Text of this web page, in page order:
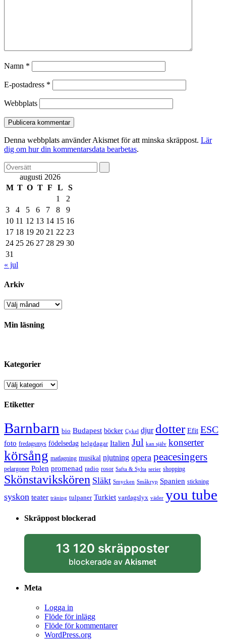
Namn *
E-postadress *
Webbplats
Denna webbplats använder Akismet för att minska skräppost. Lär
dig om hur din kommentarsdata bearbetas.
augusti 2026
M T O T F L
S
1
2
3
4 5 6 7 8
9
10 11 12 13 14 15 16
17 18 19 20 21 22 23
24 25 26 27 28 29 30
31
« jul
Arkiv
Arkiv
Min läsning
Kategorier
Kategorier
Etiketter
Barnbarn bio Budapest böcker Cykel djur dotter Efit ESC
foto fredagsmys födelsedag helgdagar Italien Jul kan själv konserter
körsång matlagning musikal njutning opera peacesingers
pelargoner Polen promenad radio rosor Safta & Sylta serier shopping
Skönstavikskören Släkt Smycken Småkryp Spanien stickning
syskon teater träning tulpaner Turkiet vardagslyx väder you tube
Skräppost blockerad
13 120 skräpposter
blockerade av Akismet
Meta
Logga in
Flöde för inlägg
Flöde för kommentarer
WordPress.org